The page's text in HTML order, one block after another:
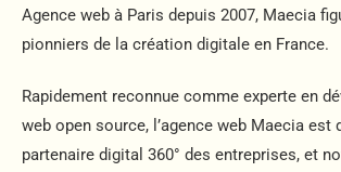
Agence web à Paris depuis 2007, Maecia
pionniers de la création digitale en France.
Rapidement reconnue comme experte en
web open source, l’agence web Maecia est
partenaire digital 360° des entreprises, et